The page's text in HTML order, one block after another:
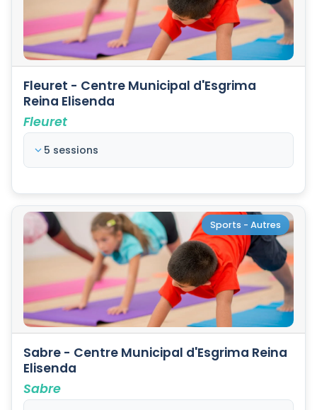
Fleuret - Centre Municipal d'Esgrima
Reina Elisenda
Fleuret
5 sessions
Sports - Autres
Sabre - Centre Municipal d'Esgrima Reina
Elisenda
Sabre